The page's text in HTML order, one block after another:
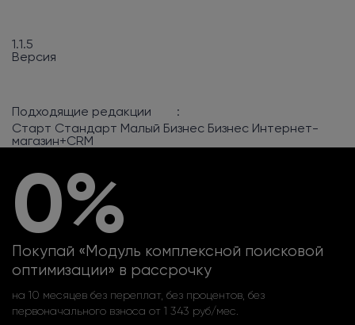
1.1.5
Версия
Подходящие редакции
:
Старт Стандарт Малый Бизнес Бизнес Интернет-
магазин+CRM
0%
Покупай «Модуль комплексной поисковой
оптимизации» в рассрочку
на 10 месяцев без переплат, без процентов, без
первоначального взноса от 1 343 руб/мес.